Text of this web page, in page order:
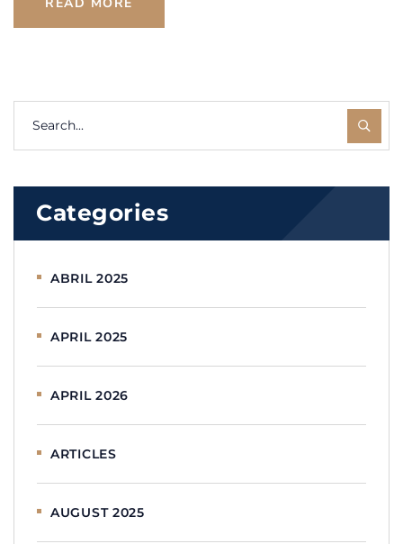
READ MORE
Categories
ABRIL 2025
APRIL 2025
APRIL 2026
ARTICLES
AUGUST 2025